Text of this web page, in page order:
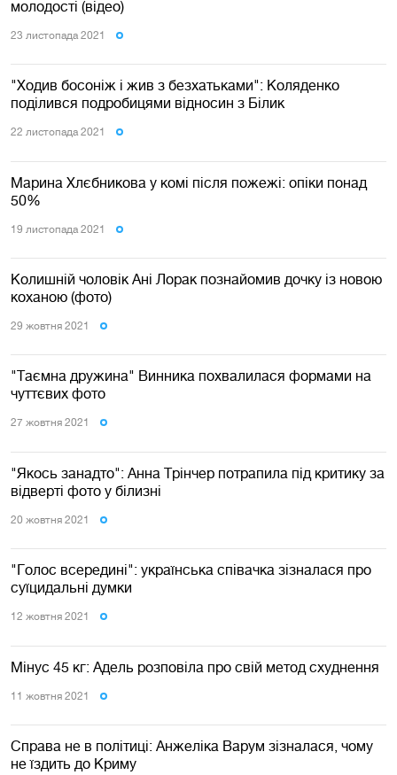
молодості (відео)
23 листопада 2021
"Ходив босоніж і жив з безхатьками": Коляденко
поділився подробицями відносин з Білик
22 листопада 2021
Марина Хлєбникова у комі після пожежі: опіки понад
50%
19 листопада 2021
Колишній чоловік Ані Лорак познайомив дочку із новою
коханою (фото)
29 жовтня 2021
"Таємна дружина" Винника похвалилася формами на
чуттєвих фото
27 жовтня 2021
"Якось занадто": Анна Трінчер потрапила під критику за
відверті фото у білизні
20 жовтня 2021
"Голос всередині": українська співачка зізналася про
суїцидальні думки
12 жовтня 2021
Мінус 45 кг: Адель розповіла про свій метод схуднення
11 жовтня 2021
Справа не в політиці: Анжеліка Варум зізналася, чому
не їздить до Криму